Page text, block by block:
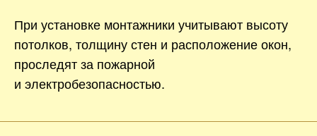
При установке монтажники учитывают высоту
потолков, толщину стен и расположение окон,
проследят за пожарной
и электробезопасностью.